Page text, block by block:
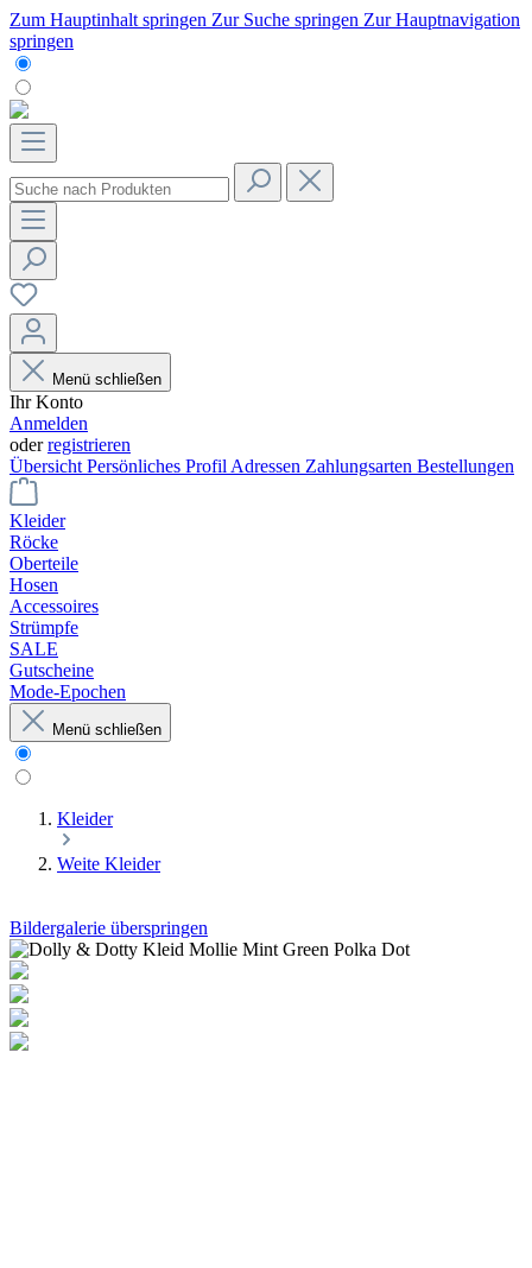
Zum Hauptinhalt springen Zur Suche springen Zur Hauptnavigation
springen
Menü schließen
Ihr Konto
Anmelden
oderregistrieren
Übersicht Persönliches Profil Adressen Zahlungsarten Bestellungen
Kleider
Röcke
Oberteile
Hosen
Accessoires
Strümpfe
SALE
Gutscheine
Mode-Epochen
Menü schließen
Kleider
Weite Kleider
Bildergalerie überspringen